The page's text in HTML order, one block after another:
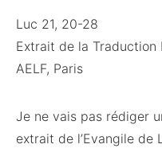
Luc 21, 20-28
Extrait de la
AELF, Paris
Je ne vais pas rédiger
extrait de l’Evangile de